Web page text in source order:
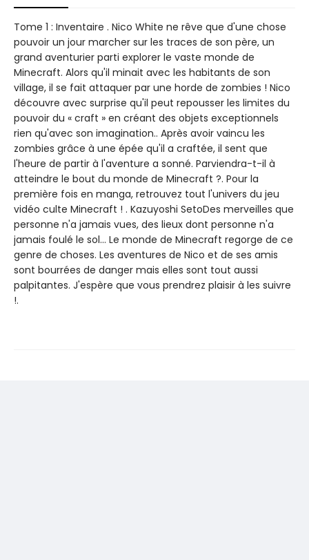
Tome 1 : Inventaire . Nico White ne rêve que d'une chose
pouvoir un jour marcher sur les traces de son père, un
grand aventurier parti explorer le vaste monde de
Minecraft. Alors qu'il minait avec les habitants de son
village, il se fait attaquer par une horde de zombies ! Nico
découvre avec surprise qu'il peut repousser les limites du
pouvoir du « craft » en créant des objets exceptionnels
rien qu'avec son imagination.. Après avoir vaincu les
zombies grâce à une épée qu'il a craftée, il sent que
l'heure de partir à l'aventure a sonné. Parviendra-t-il à
atteindre le bout du monde de Minecraft ?. Pour la
première fois en manga, retrouvez tout l'univers du jeu
vidéo culte Minecraft ! . Kazuyoshi SetoDes merveilles que
personne n'a jamais vues, des lieux dont personne n'a
jamais foulé le sol... Le monde de Minecraft regorge de ce
genre de choses. Les aventures de Nico et de ses amis
sont bourrées de danger mais elles sont tout aussi
palpitantes. J'espère que vous prendrez plaisir à les suivre
!.